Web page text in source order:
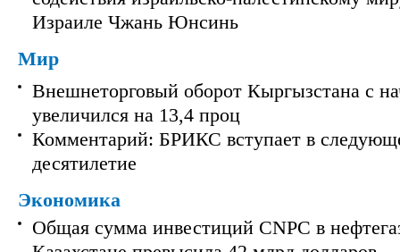
Израиле Чжань Юнсинь
Мир
Внешнеторговый оборот Кыргызстана с
увеличился на 13,4 проц
Комментарий: БРИКС вступает в
десятилетие
Экономика
Общая сумма инвестиций CNPC в